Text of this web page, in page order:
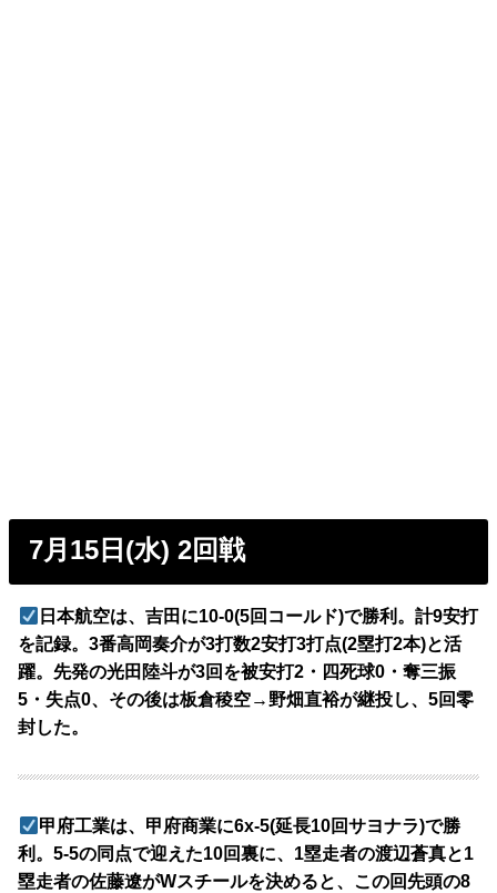
7月15日(水) 2回戦
日本航空は、吉田に10-0(5回コールド)で勝利。計9安打
を記録。3番高岡奏介が3打数2安打3打点(2塁打2本)と活
躍。先発の光田陸斗が3回を被安打2・四死球0・奪三振
5・失点0、その後は板倉稜空→野畑直裕が継投し、5回零
封した。
甲府工業は、甲府商業に6x-5(延長10回サヨナラ)で勝
利。5-5の同点で迎えた10回裏に、1塁走者の渡辺蒼真と1
塁走者の佐藤遼がWスチールを決めると、この回先頭の8